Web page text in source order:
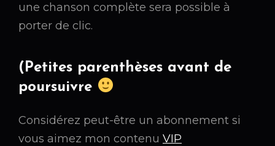
une chanson complète sera possible à
porter de clic.
(Petites parenthèses avant de
poursuivre
Considérez peut-être un abonnement si
vous aimez mon contenu VIP